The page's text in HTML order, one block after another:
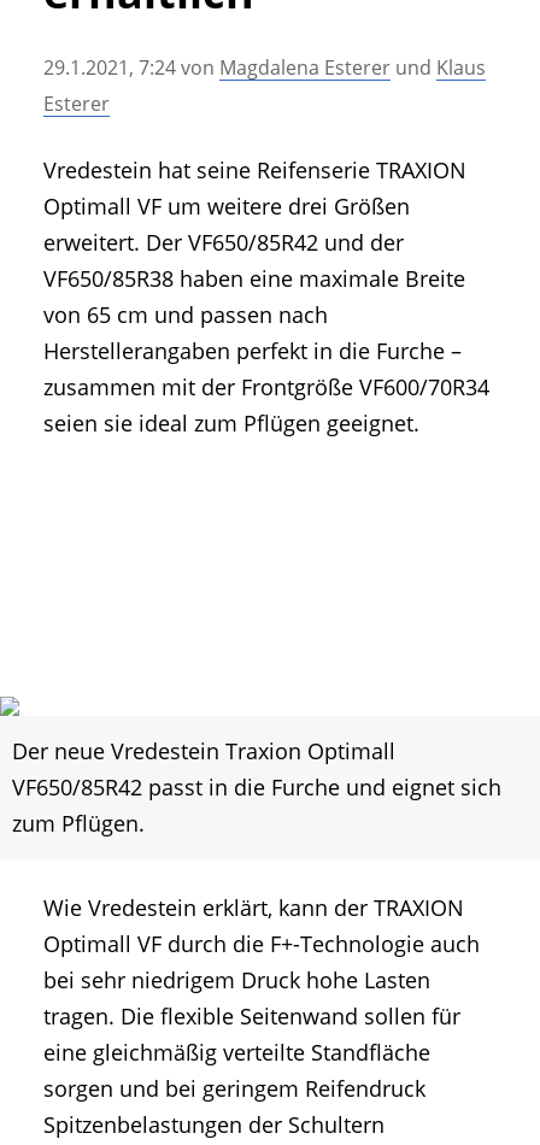
• Messen und Veranstaltungen
• Mitteilung der Redaktion
• Artikel nach Hersteller/Marke
29.1.2021, 7:24von Magdalena Esterer und Klaus
Esterer
Vredestein hat seine Reifenserie TRAXION
Optimall VF um weitere drei Größen
erweitert. Der VF650/85R42 und der
VF650/85R38 haben eine maximale Breite
von 65 cm und passen nach
Herstellerangaben perfekt in die Furche –
zusammen mit der Frontgröße VF600/70R34
seien sie ideal zum Pflügen geeignet.
Der neue Vredestein Traxion Optimall
VF650/85R42 passt in die Furche und eignet sich
zum Pflügen.
Wie Vredestein erklärt, kann der TRAXION
Optimall VF durch die F+-Technologie auch
bei sehr niedrigem Druck hohe Lasten
tragen. Die flexible Seitenwand sollen für
eine gleichmäßig verteilte Standfläche
sorgen und bei geringem Reifendruck
Spitzenbelastungen der Schultern